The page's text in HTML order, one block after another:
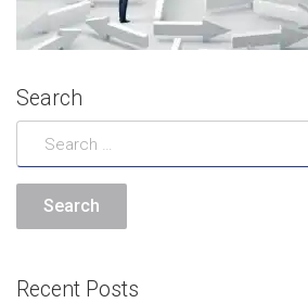
Search
Recent Posts